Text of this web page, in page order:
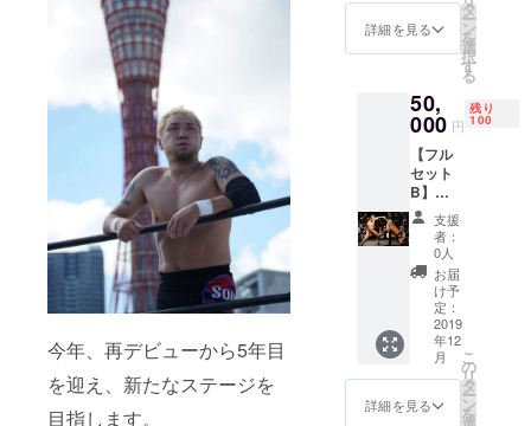
今年、再デビューから5年目
を迎え、新たなステージを
目指します。
ディン
グチ
の試合
新しい
プロレ
幸司』
を初披
露 チ
ケット
（12/13
日神戸
カス野
郎プロ
レス 1F
スタン
ディン
グチ
ケッ
ト）​​ レ
プリカ
マスク
旅の珍
詳細を見る
タ
ー
ン
を
選
択
す
る
50,
000 円
残り
100
【フル
セット
B】
50000
円 お礼
のメー
ル ト
レー
ディン
グカー
ン色紙
12/13指
定席ペ
アチ
支援
者：
0人
お届
け予
定：
2019
年12
月
詳細を見る
こ
の
リ
タ
ー
ン
を